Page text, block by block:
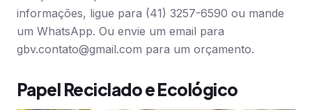
informações, ligue para (41) 3257-6590 ou mande
um WhatsApp. Ou envie um email para
gbv.contato@gmail.com para um orçamento.
Papel Reciclado e Ecológico